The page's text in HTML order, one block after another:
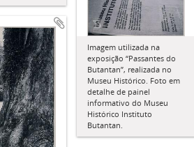
Imagem utilizada na
exposição “Passantes do
Butantan”, realizada no
Museu Histórico. Foto em
detalhe de painel
informativo do Museu
Histórico Instituto
Butantan.